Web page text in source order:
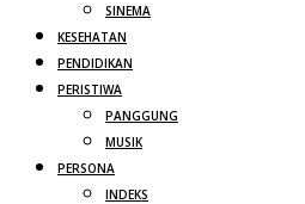
SINEMA
KESEHATAN
PENDIDIKAN
PERISTIWA
PANGGUNG
MUSIK
PERSONA
INDEKS